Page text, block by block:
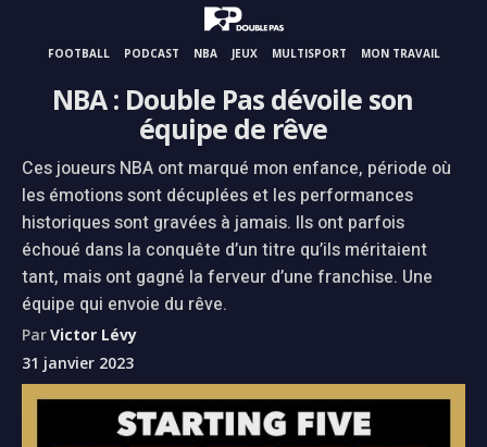
FOOTBALL PODCAST NBA JEUX MULTISPORT MON TRAVAIL
NBA : Double Pas dévoile son
équipe de rêve
Ces joueurs NBA ont marqué mon enfance, période où
les émotions sont décuplées et les performances
historiques sont gravées à jamais. Ils ont parfois
échoué dans la conquête d’un titre qu’ils méritaient
tant, mais ont gagné la ferveur d’une franchise. Une
équipe qui envoie du rêve.
ParVictor Lévy
31 janvier 2023